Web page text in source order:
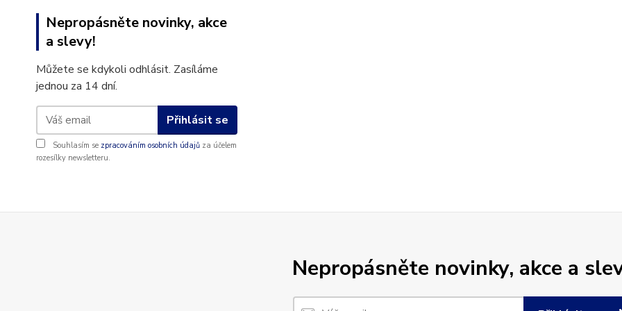
Nepropásněte novinky, akce
a slevy!
Můžete se kdykoli odhlásit. Zasíláme
jednou za 14 dní.
Přihlásit se
Souhlasím se zpracováním osobních údajů za účelem
rozesílky newsletteru.
Nepropásněte novinky, akce a